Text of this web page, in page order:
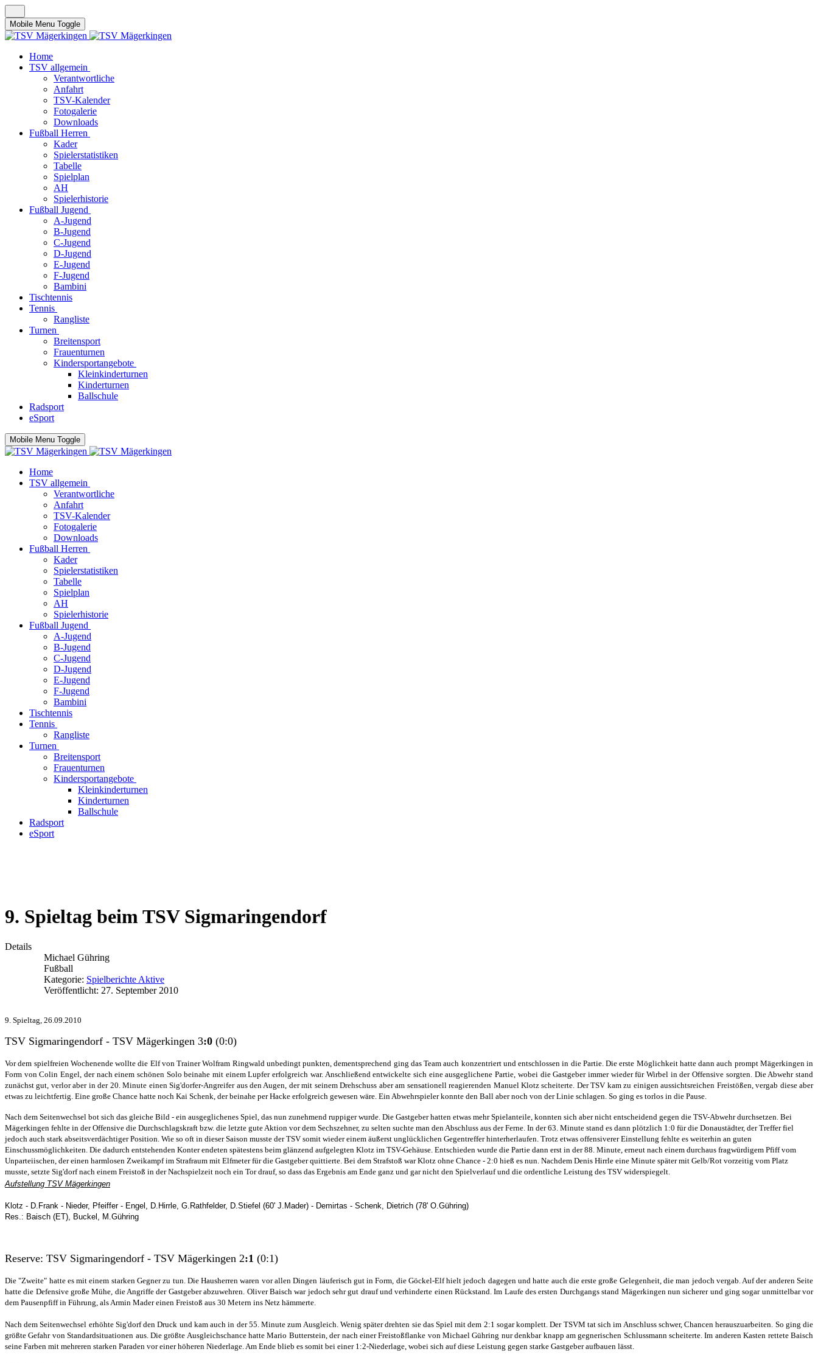
Mobile Menu Toggle
Home
TSV allgemein
Verantwortliche
Anfahrt
TSV-Kalender
Fotogalerie
Downloads
Fußball Herren
Kader
Spielerstatistiken
Tabelle
Spielplan
AH
Spielerhistorie
Fußball Jugend
A-Jugend
B-Jugend
C-Jugend
D-Jugend
E-Jugend
F-Jugend
Bambini
Tischtennis
Tennis
Rangliste
Turnen
Breitensport
Frauenturnen
Kindersportangebote
Kleinkinderturnen
Kinderturnen
Ballschule
Radsport
eSport
Mobile Menu Toggle
Home
TSV allgemein
Verantwortliche
Anfahrt
TSV-Kalender
Fotogalerie
Downloads
Fußball Herren
Kader
Spielerstatistiken
Tabelle
Spielplan
AH
Spielerhistorie
Fußball Jugend
A-Jugend
B-Jugend
C-Jugend
D-Jugend
E-Jugend
F-Jugend
Bambini
Tischtennis
Tennis
Rangliste
Turnen
Breitensport
Frauenturnen
Kindersportangebote
Kleinkinderturnen
Kinderturnen
Ballschule
Radsport
eSport
9. Spieltag beim TSV Sigmaringendorf
Details
Michael Gühring
Fußball
Kategorie: Spielberichte Aktive
Veröffentlicht: 27. September 2010
9. Spieltag, 26.09.2010
TSV Sigmaringendorf - TSV Mägerkingen 3:0 (0:0)
Vor dem spielfreien Wochenende wollte die Elf von Trainer Wolfram Ringwald unbedingt punkten, dementsprechend ging das Team auch konzentriert und entschlossen in die Partie. Die erste Möglichkeit hatte dann auch prompt Mägerkingen in
Form von Colin Engel, der nach einem schönen Solo beinahe mit einem Lupfer erfolgreich war. Anschließend entwickelte sich eine ausgeglichene Partie, wobei die Gastgeber immer wieder für Wirbel in der Offensive sorgten. Die Abwehr stand
zunächst gut, verlor aber in der 20. Minute einen Sig'dorfer-Angreifer aus den Augen, der mit seinem Drehschuss aber am sensationell reagierenden Manuel Klotz scheiterte. Der TSV kam zu einigen aussichtsreichen Freistößen, vergab diese aber
etwas zu leichtfertig. Eine große Chance hatte noch Kai Schenk, der beinahe per Hacke erfolgreich gewesen wäre. Ein Abwehrspieler konnte den Ball aber noch von der Linie schlagen. So ging es torlos in die Pause.
Nach dem Seitenwechsel bot sich das gleiche Bild - ein ausgeglichenes Spiel, das nun zunehmend ruppiger wurde. Die Gastgeber hatten etwas mehr Spielanteile, konnten sich aber nicht entscheidend gegen die TSV-Abwehr durchsetzen. Bei
Mägerkingen fehlte in der Offensive die Durchschlagskraft bzw. die letzte gute Aktion vor dem Sechszehner, zu selten suchte man den Abschluss aus der Ferne. In der 63. Minute stand es dann plötzlich 1:0 für die Donaustädter, der Treffer fiel
jedoch auch stark abseitsverdächtiger Position. Wie so oft in dieser Saison musste der TSV somit wieder einem äußerst unglücklichen Gegentreffer hinterherlaufen. Trotz etwas offensiverer Einstellung fehlte es weiterhin an guten
Einschussmöglichkeiten. Die dadurch entstehenden Konter endeten spätestens beim glänzend aufgelegten Klotz im TSV-Gehäuse. Entschieden wurde die Partie dann erst in der 88. Minute, erneut nach einem durchaus fragwürdigem Pfiff vom
Unparteiischen, der einen harmlosen Zweikampf im Strafraum mit Elfmeter für die Gastgeber quittierte. Bei dem Strafstoß war Klotz ohne Chance - 2:0 hieß es nun. Nachdem Denis Hirrle eine Minute später mit Gelb/Rot vorzeitig vom Platz
musste, setzte Sig'dorf nach einem Freistoß in der Nachspielzeit noch ein Tor drauf, so dass das Ergebnis am Ende ganz und gar nicht den Spielverlauf und die ordentliche Leistung des TSV widerspiegelt.
Aufstellung TSV Mägerkingen
Klotz - D.Frank - Nieder, Pfeiffer - Engel, D.Hirrle, G.Rathfelder, D.Stiefel (60' J.Mader) - Demirtas - Schenk, Dietrich (78' O.Gühring)
Res.: Baisch (ET), Buckel, M.Gühring
Reserve: TSV Sigmaringendorf - TSV Mägerkingen 2:1 (0:1)
Die "Zweite" hatte es mit einem starken Gegner zu tun. Die Hausherren waren vor allen Dingen läuferisch gut in Form, die Göckel-Elf hielt jedoch dagegen und hatte auch die erste große Gelegenheit, die man jedoch vergab. Auf der anderen Seite
hatte die Defensive große Mühe, die Angriffe der Gastgeber abzuwehren. Oliver Baisch war jedoch sehr gut drauf und verhinderte einen Rückstand. Im Laufe des ersten Durchgangs stand Mägerkingen nun sicherer und ging sogar unmittelbar vor
dem Pausenpfiff in Führung, als Armin Mader einen Freistoß aus 30 Metern ins Netz hämmerte.
Nach dem Seitenwechsel erhöhte Sig'dorf den Druck und kam auch in der 55. Minute zum Ausgleich. Wenig später drehten sie das Spiel mit dem 2:1 sogar komplett. Der TSVM tat sich im Anschluss schwer, Chancen herauszuarbeiten. So ging die
größte Gefahr von Standardsituationen aus. Die größte Ausgleichschance hatte Mario Butterstein, der nach einer Freistoßflanke von Michael Gühring nur denkbar knapp am gegnerischen Schlussmann scheiterte. Im anderen Kasten rettete Baisch
seine Farben mit mehreren starken Paraden vor einer höheren Niederlage. Am Ende blieb es somit bei einer 1:2-Niederlage, wobei sich auf diese Leistung gegen starke Gastgeber aufbauen lässt.